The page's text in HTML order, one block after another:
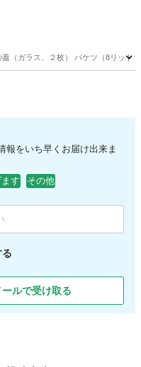
（ガラス、２枚） バケツ（8リッ
報をいち早くお届け出来ま
す その他
ルで受け取る